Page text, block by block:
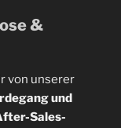
&
von unserer
und
Sales-